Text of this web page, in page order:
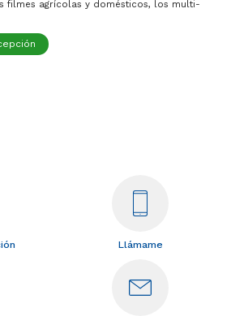
filmes agrícolas y domésticos, los multi-
Llámame